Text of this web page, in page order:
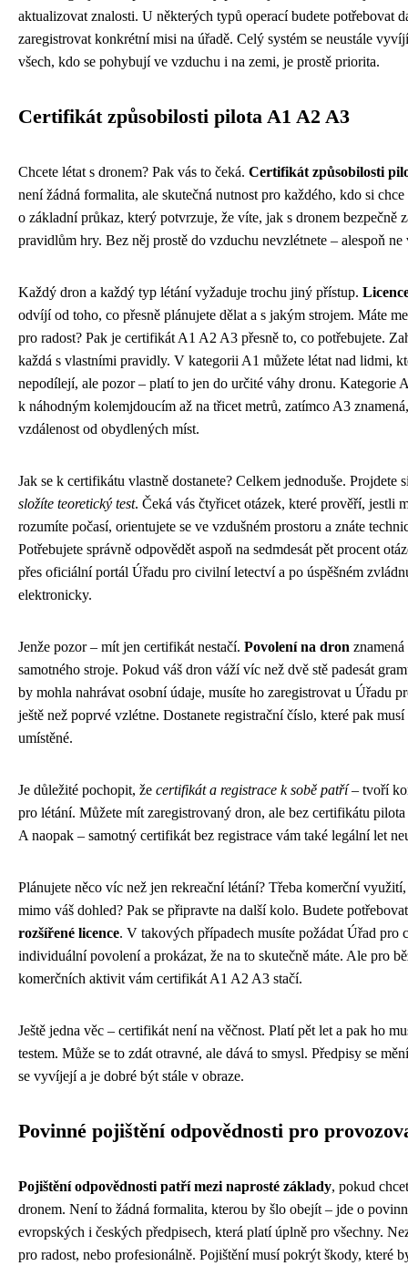
aktualizovat znalosti. U některých typů operací budete potřebovat
zaregistrovat konkrétní misi na úřadě. Celý systém se neustále
všech, kdo se pohybují ve vzduchu i na zemi, je prostě priorita.
Certifikát způsobilosti pilota A1 A2 A3
Chcete létat s dronem? Pak vás to čeká. Certifikát způsobilosti
není žádná formalita, ale skutečná nutnost pro každého, kdo si
o základní průkaz, který potvrzuje, že víte, jak s dronem bezpečně
pravidlům hry. Bez něj prostě do vzduchu nevzlétnete – alespoň ne
Každý dron a každý typ létání vyžaduje trochu jiný přístup.
odvíjí od toho, co přesně plánujete dělat a s jakým strojem. Máte
pro radost? Pak je certifikát A1 A2 A3 přesně to, co potřebujete.
každá s vlastními pravidly. V kategorii A1 můžete létat nad lidmi,
nepodílejí, ale pozor – platí to jen do určité váhy dronu. Kategorie
k náhodným kolemjdoucím až na třicet metrů, zatímco A3
vzdálenost od obydlených míst.
Jak se k certifikátu vlastně dostanete? Celkem jednoduše. Projdete
složíte teoretický test. Čeká vás čtyřicet otázek, které prověří, jestli
rozumíte počasí, orientujete se ve vzdušném prostoru a znáte
Potřebujete správně odpovědět aspoň na sedmdesát pět procent
přes oficiální portál Úřadu pro civilní letectví a po úspěšném
elektronicky.
Jenže pozor – mít jen certifikát nestačí. Povolení na dron
samotného stroje. Pokud váš dron váží víc než dvě stě padesát
by mohla nahrávat osobní údaje, musíte ho zaregistrovat u Úřadu
ještě než poprvé vzlétne. Dostanete registrační číslo, které pak
umístěné.
Je důležité pochopit, že certifikát a registrace k sobě patří– tvoří
pro létání. Můžete mít zaregistrovaný dron, ale bez certifikátu
A naopak – samotný certifikát bez registrace vám také legální let
Plánujete něco víc než jen rekreační létání? Třeba komerční
mimo váš dohled? Pak se připravte na další kolo. Budete
rozšířené licence. V takových případech musíte požádat Úřad pro
individuální povolení a prokázat, že na to skutečně máte. Ale pro
komerčních aktivit vám certifikát A1 A2 A3 stačí.
Ještě jedna věc – certifikát není na věčnost. Platí pět let a pak ho
testem. Může se to zdát otravné, ale dává to smysl. Předpisy se
se vyvíjejí a je dobré být stále v obraze.
Povinné pojištění odpovědnosti pro
Pojištění odpovědnosti patří mezi naprosté základy, pokud
dronem. Není to žádná formalita, kterou by šlo obejít – jde o
evropských i českých předpisech, která platí úplně pro všechny.
pro radost, nebo profesionálně. Pojištění musí pokrýt škody, které